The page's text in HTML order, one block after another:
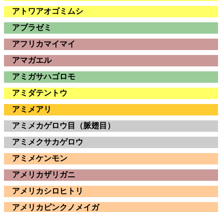
アトワアオゴミムシ
アブラゼミ
アフリカマイマイ
アマガエル
アミガサハゴロモ
アミダテントウ
アミメアリ
アミメカゲロウ目（脈翅目）
アミメクサカゲロウ
アミメケンモン
アメリカザリガニ
アメリカシロヒトリ
アメリカピンクノメイガ